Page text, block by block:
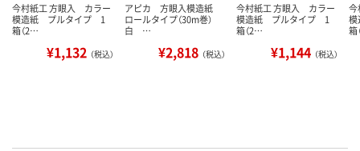
今村紙工 方眼入 カラー
模造紙 プルタイプ 1
箱（2…
¥1,132 （税込）
アピカ 方眼入模造紙
ロールタイプ（30m巻）
白 …
¥2,818 （税込）
今村紙工 方眼入 カラー
模造紙 プルタイプ 1
箱（2…
¥1,144 （税込）
箱